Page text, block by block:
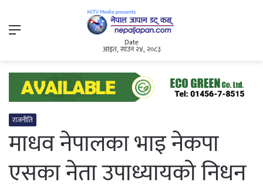
Menu
Date
आइत, साउन २४, २०८३
राजनीति
माधव नेपालका भाइ नेकपा
एसका नेता उपाध्यायको निधन